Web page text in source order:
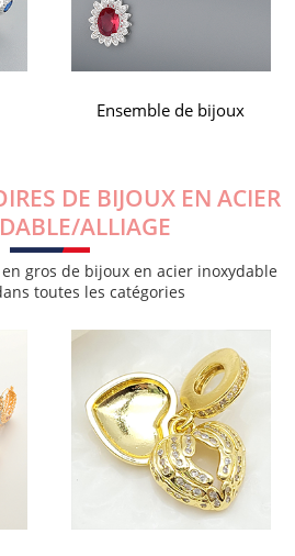
Anneaux
DE BIJOUX EN ACIER
ALLIAGE
gros de bijoux en acier inoxydable
toutes les catégories